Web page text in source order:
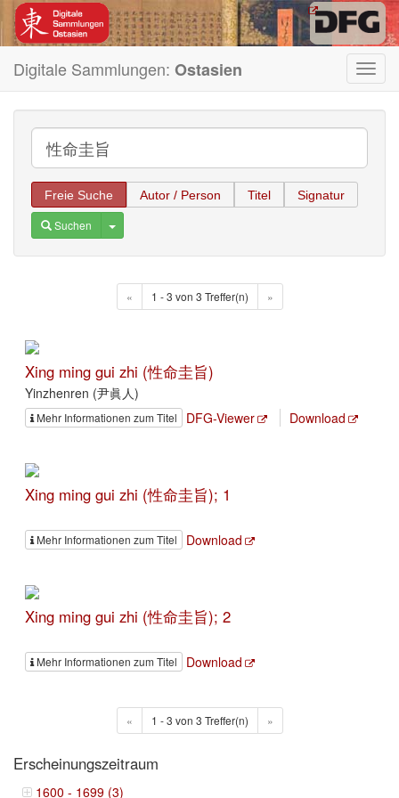
Digitale Sammlungen: Ostasien
Freie Suche Autor / Person Titel Signatur
Suchen Toggle Dropdown
« 1 - 3 von 3 Treffer(n) »
Xing ming gui zhi (性命圭旨)
Yinzhenren (尹眞人)
Mehr Informationen zum Titel DFG-Viewer Download
Xing ming gui zhi (性命圭旨); 1
Mehr Informationen zum Titel Download
Xing ming gui zhi (性命圭旨); 2
Mehr Informationen zum Titel Download
« 1 - 3 von 3 Treffer(n) »
Erscheinungszeitraum
1600 - 1699 (3)